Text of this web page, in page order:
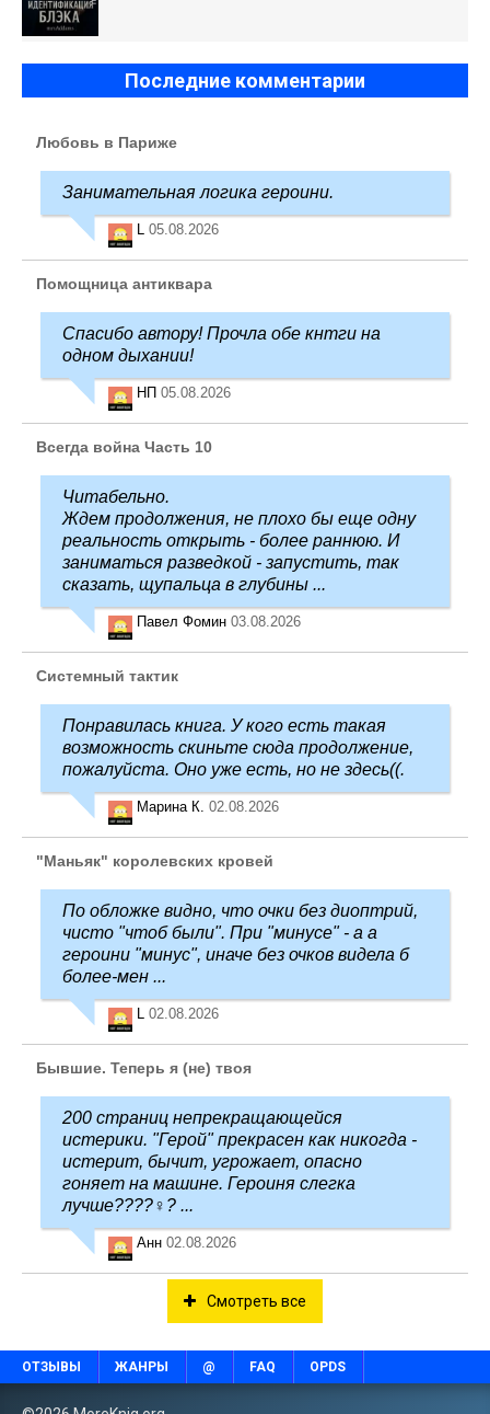
Последние комментарии
Любовь в Париже
Занимательная логика героини.
L 05.08.2026
Помощница антиквара
Спасибо автору! Прочла обе кнтги на
одном дыхании!
НП 05.08.2026
Всегда война Часть 10
Читабельно.
Ждем продолжения, не плохо бы еще одну
реальность открыть - более раннюю. И
заниматься разведкой - запустить, так
сказать, щупальца в глубины ...
Павел Фомин 03.08.2026
Системный тактик
Понравилась книга. У кого есть такая
возможность скиньте сюда продолжение,
пожалуйста. Оно уже есть, но не здесь((.
Марина К. 02.08.2026
"Маньяк" королевских кровей
По обложке видно, что очки без диоптрий,
чисто "чтоб были". При "минусе" - а а
героини "минус", иначе без очков видела б
более-мен ...
L 02.08.2026
Бывшие. Теперь я (не) твоя
200 страниц непрекращающейся
истерики. "Герой" прекрасен как никогда -
истерит, бычит, угрожает, опасно
гоняет на машине. Героиня слегка
лучше????‍♀️? ...
Анн 02.08.2026
Смотреть все
ОТЗЫВЫ ЖАНРЫ @ FAQ OPDS